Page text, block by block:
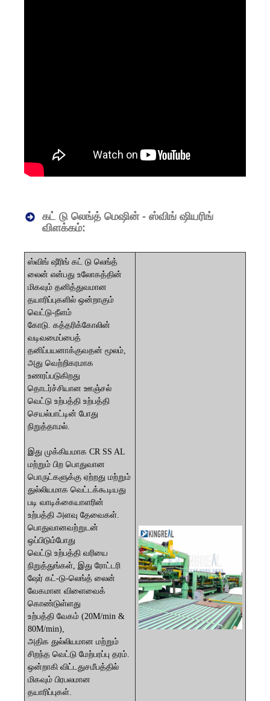
கட் டு லெங்த் மெஷின் - ஸ்விங் ஷியரிங்
விளக்கம்:
ஸ்விங் ஷீரிங் கட் டு லெங்த்
லைன் என்பது உலோகத்தின்
மிகவும் தனித்துவமான
தயாரிப்புகளில் ஒன்றாகும்
வெட்டு-நீளம்
கோடு. கத்தரிக்கோலின்
வடிவமைப்பைத்
தனிப்பயனாக்குவதன் மூலம்,
அது வெற்றிகரமாக
உணரப்படுகிறது
தொடர்ச்சியான ஊஞ்சல்
வெட்டு உற்பத்தி உற்பத்தி
செயல்பாட்டின் போது
நிறுத்தாமல்.
இது முக்கியமாக CR SS AL
மற்றும் பிற பொதுவான
பொருட்களுக்கு ஏற்றது மற்றும்
துல்லியமாக வெட்டக்கூடியது
படி வாடிக்கையாளரின்
உற்பத்தி அளவு தேவைகள்.
பொதுவானவற்றுடன்
ஒப்பிடும்போது
வெட்டு உற்பத்தி வரியை
நிறுத்துங்கள், இது ரோட்டரி
ஷேர் கட்-டு-லெங்த் லைன்
வேகமான விளைவைக்
கொண்டுள்ளது
உற்பத்தி வேகம் (20M/min &
80M/min),
அதிக துல்லியமான மற்றும்
சிறந்த வெட்டு மேற்பரப்பு தரம்.
ஒன்றாகி விட்டதுசமீபத்தில்
மிகவும் பிரபலமான
தயாரிப்புகள்.